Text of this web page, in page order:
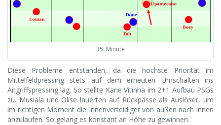
35. Minute
Diese Probleme entstanden, da die höchste Priorität im
Mittelfeldpressing stets auf dem erneuten Umschalten ins
Angriffspressing lag. So stellte Kane Vitinha im 2+1 Aufbau PSGs
zu. Musiala und Olise lauerten auf Rückpässe als Auslöser, um
im richtigen Moment die Innenverteidiger von außen nach innen
anzulaufen. So gelang es konstant an Höhe zu gewinnen.